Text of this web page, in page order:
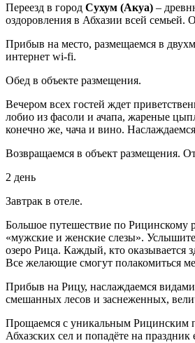
Переезд в город Сухум (Акуа) –
оздоровления в Абхазии всей семьей.
Прибыв на место, размещаемся в
интернет wi-fi.
Обед в объекте размещения.
Вечером всех гостей ждет
лобио из фасоли и ачапа, жареные
конечно же, чача и вино.
Возвращаемся в объект размещения.
2 день
Завтрак в отеле.
Большое путешествие по Рицинскому
«мужские и женские слезы».
озеро Рица. Каждый, кто оказывается
Все желающие смогут полакомиться
Прибыв на Рицу, наслаждаемся
смешанных лесов и заснеженных,
Прощаемся с уникальным Рицинским
Абхазских сел и попадёте на